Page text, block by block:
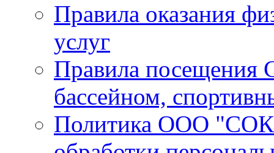
Правила оказания
услуг
Правила посещения
бассейном,
Политика ООО "СОК